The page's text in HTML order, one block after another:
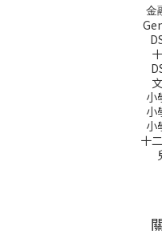
金
小
小
小
十